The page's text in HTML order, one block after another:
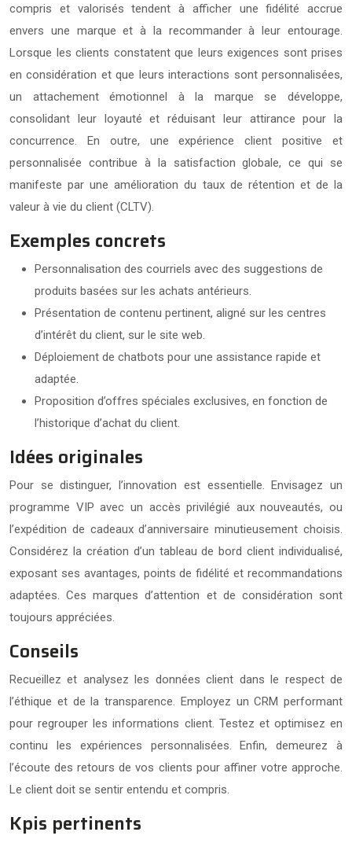
compris et valorisés tendent à afficher une fidélité accrue
envers une marque et à la recommander à leur entourage.
Lorsque les clients constatent que leurs exigences sont prises
en considération et que leurs interactions sont personnalisées,
un attachement émotionnel à la marque se développe,
consolidant leur loyauté et réduisant leur attirance pour la
concurrence. En outre, une expérience client positive et
personnalisée contribue à la satisfaction globale, ce qui se
manifeste par une amélioration du taux de rétention et de la
valeur à vie du client (CLTV).
Exemples concrets
Personnalisation des courriels avec des suggestions de
produits basées sur les achats antérieurs.
Présentation de contenu pertinent, aligné sur les centres
d’intérêt du client, sur le site web.
Déploiement de chatbots pour une assistance rapide et
adaptée.
Proposition d’offres spéciales exclusives, en fonction de
l’historique d’achat du client.
Idées originales
Pour se distinguer, l’innovation est essentielle. Envisagez un
programme VIP avec un accès privilégié aux nouveautés, ou
l’expédition de cadeaux d’anniversaire minutieusement choisis.
Considérez la création d’un tableau de bord client individualisé,
exposant ses avantages, points de fidélité et recommandations
adaptées. Ces marques d’attention et de considération sont
toujours appréciées.
Conseils
Recueillez et analysez les données client dans le respect de
l’éthique et de la transparence. Employez un CRM performant
pour regrouper les informations client. Testez et optimisez en
continu les expériences personnalisées. Enfin, demeurez à
l’écoute des retours de vos clients pour affiner votre approche.
Le client doit se sentir entendu et compris.
Kpis pertinents